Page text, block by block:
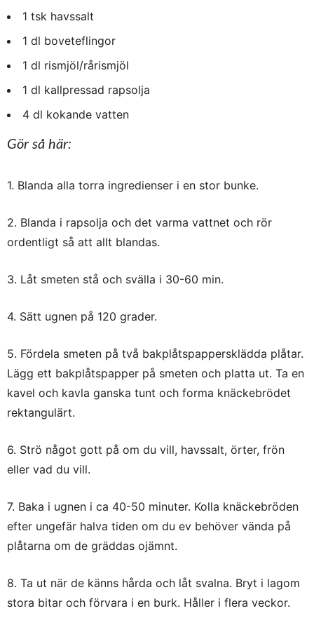
1 tsk havssalt
1 dl boveteflingor
1 dl rismjöl/rårismjöl
1 dl kallpressad rapsolja
4 dl kokande vatten
Gör så här:
1. Blanda alla torra ingredienser i en stor bunke.
2. Blanda i rapsolja och det varma vattnet och rör
ordentligt så att allt blandas.
3. Låt smeten stå och svälla i 30-60 min.
4. Sätt ugnen på 120 grader.
5. Fördela smeten på två bakplåtspappersklädda plåtar.
Lägg ett bakplåtspapper på smeten och platta ut. Ta en
kavel och kavla ganska tunt och forma knäckebrödet
rektangulärt.
6. Strö något gott på om du vill, havssalt, örter, frön
eller vad du vill.
7. Baka i ugnen i ca 40-50 minuter. Kolla knäckebröden
efter ungefär halva tiden om du ev behöver vända på
plåtarna om de gräddas ojämnt.
8. Ta ut när de känns hårda och låt svalna. Bryt i lagom
stora bitar och förvara i en burk. Håller i flera veckor.